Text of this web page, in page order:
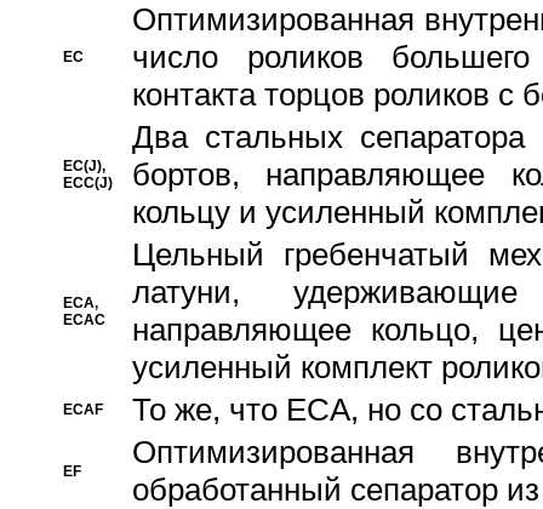
EC
Oптимизированная
число роликов
контакта торцов роликов с
EC(J),
ECC(J)
Два стальных сепаратора
бортов, направляющее
кольцу и усиленный
ECA,
ECAC
Цельный гребенчатый
латуни,
направляющее кольцо,
усиленный комплект
ECAF То же, что ECA, но со
EF
Оптимизированная
обработанный сепаратор